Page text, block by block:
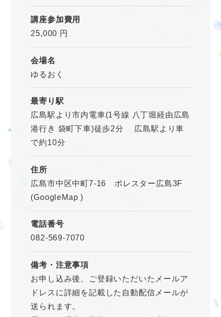
講座参加費用
25,000 円
会場名
ゆるおく
最寄り駅
広島駅より市内電車(1号線 八丁堀経由広島
港行き 袋町下車)徒歩2分 広島駅より車
で約10分
住所
広島市中区中町7-16 ポレスター広島3F
(GoogleMap)
電話番号
082-569-7070
備考・注意事項
お申し込み後、ご登録いただいたメールア
ドレスに詳細を記載した自動配信メールが
送られます。